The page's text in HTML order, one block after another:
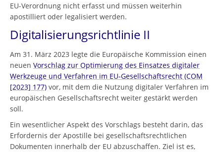
EU-Verordnung nicht erfasst und müssen weiterhin
apostilliert oder legalisiert werden.
Digitalisierungsrichtlinie II
Am 31. März 2023 legte die Europäische Kommission einen
neuen Vorschlag zur Optimierung des Einsatzes digitaler
Werkzeuge und Verfahren im EU-Gesellschaftsrecht (COM
[2023] 177) vor, mit dem die Nutzung digitaler Verfahren im
europäischen Gesellschaftsrecht weiter gestärkt werden
soll.
Ein wesentlicher Aspekt des Vorschlags besteht darin, das
Erfordernis der Apostille bei gesellschaftsrechtlichen
Dokumenten innerhalb der EU abzuschaffen. Ziel ist es,